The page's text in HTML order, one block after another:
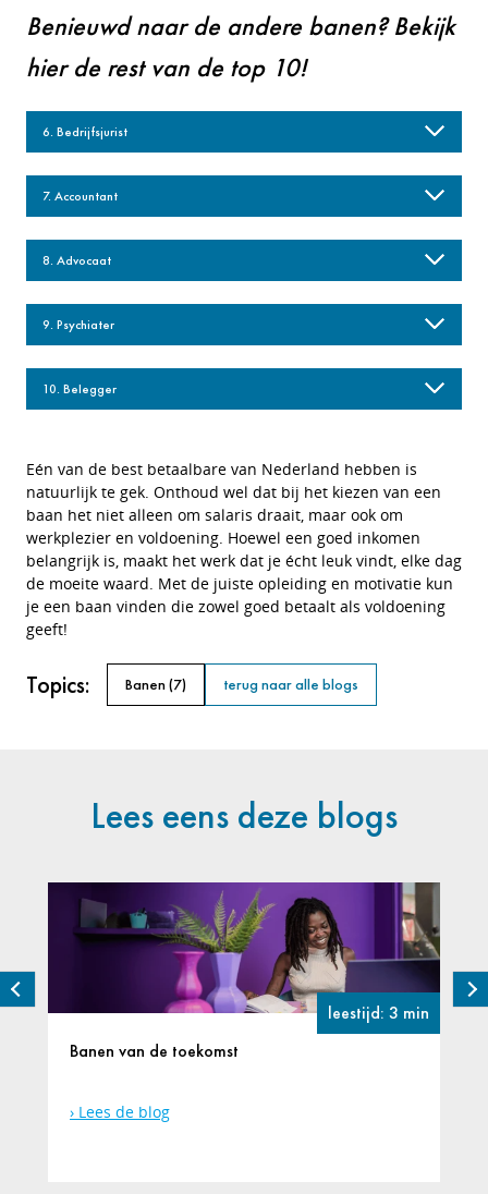
Benieuwd naar de andere banen? Bekijk
hier de rest van de top 10!
6. Bedrijfsjurist
7. Accountant
8. Advocaat
9. Psychiater
10. Belegger
Eén van de best betaalbare van Nederland hebben is
natuurlijk te gek. Onthoud wel dat bij het kiezen van een
baan het niet alleen om salaris draait, maar ook om
werkplezier en voldoening. Hoewel een goed inkomen
belangrijk is, maakt het werk dat je écht leuk vindt, elke dag
de moeite waard. Met de juiste opleiding en motivatie kun
je een baan vinden die zowel goed betaalt als voldoening
geeft!
Topics: Banen(7) terug naar alle blogs
Lees eens deze blogs
leestijd: 3 min
Banen van de toekomst
Lees de blog